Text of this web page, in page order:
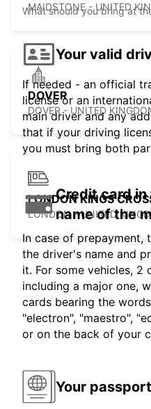
MAIDSTONE - UNITED
DOVER
DOVER - UNITED
LONDON KINGS
LONDON - UNITED
What should you bring at
Your valid
If needed - an official
license or an
main driver and any
that if your driving
you must bring both
Credit card
name of the
In case of prepayment,
the driver's name and
it. For some vehicles, 2
including a major one,
cards bearing the
"electron", "maestro",
or on the back of your
Your